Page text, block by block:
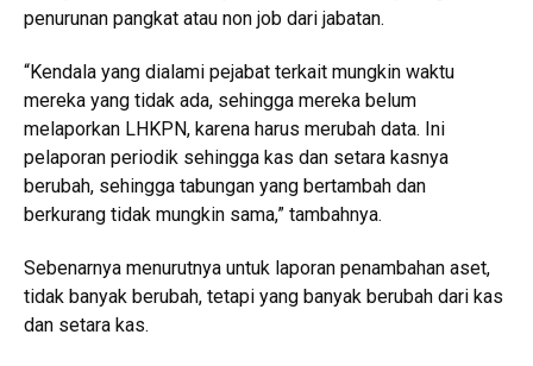
penurunan pangkat atau non job dari jabatan.
“Kendala yang dialami pejabat terkait mungkin waktu
mereka yang tidak ada, sehingga mereka belum
melaporkan LHKPN, karena harus merubah data. Ini
pelaporan periodik sehingga kas dan setara kasnya
berubah, sehingga tabungan yang bertambah dan
berkurang tidak mungkin sama,” tambahnya.
Sebenarnya menurutnya untuk laporan penambahan aset,
tidak banyak berubah, tetapi yang banyak berubah dari kas
dan setara kas.